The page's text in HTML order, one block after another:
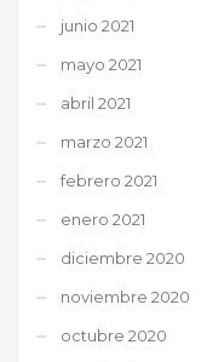
junio 2021
mayo 2021
abril 2021
marzo 2021
febrero 2021
enero 2021
diciembre 2020
noviembre 2020
octubre 2020